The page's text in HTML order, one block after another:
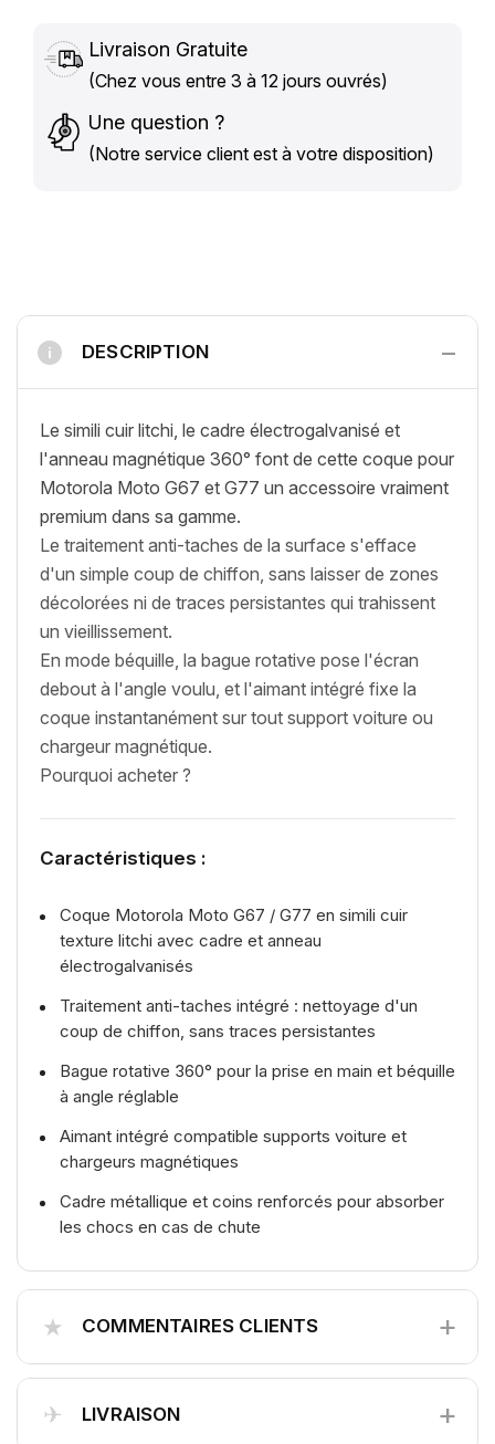
Livraison Gratuite
(Chez vous entre 3 à 12 jours ouvrés)
Une question ?
(Notre service client est à votre disposition)
i DESCRIPTION −
Le simili cuir litchi, le cadre électrogalvanisé et
l'anneau magnétique 360° font de cette coque pour
Motorola Moto G67 et G77 un accessoire vraiment
premium dans sa gamme.
Le traitement anti-taches de la surface s'efface
d'un simple coup de chiffon, sans laisser de zones
décolorées ni de traces persistantes qui trahissent
un vieillissement.
En mode béquille, la bague rotative pose l'écran
debout à l'angle voulu, et l'aimant intégré fixe la
coque instantanément sur tout support voiture ou
chargeur magnétique.
Pourquoi acheter ?
Caractéristiques :
Coque Motorola Moto G67 / G77 en simili cuir
texture litchi avec cadre et anneau
électrogalvanisés
Traitement anti-taches intégré : nettoyage d'un
coup de chiffon, sans traces persistantes
Bague rotative 360° pour la prise en main et béquille
à angle réglable
Aimant intégré compatible supports voiture et
chargeurs magnétiques
Cadre métallique et coins renforcés pour absorber
les chocs en cas de chute
★ COMMENTAIRES CLIENTS +
✈ LIVRAISON +